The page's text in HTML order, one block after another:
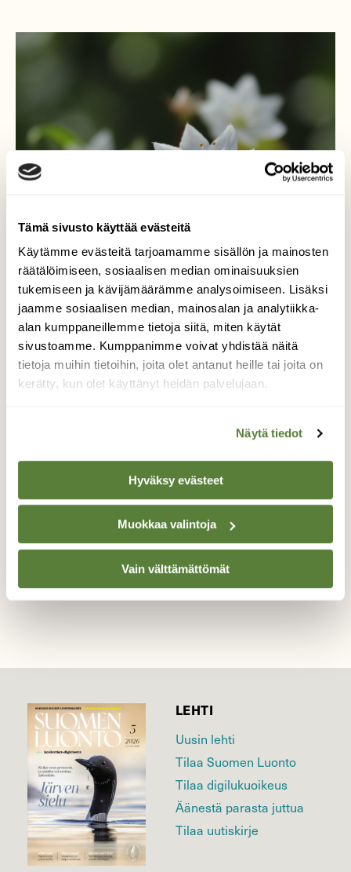
Tämä sivusto käyttää evästeitä
Käytämme evästeitä tarjoamamme sisällön ja mainosten
räätälöimiseen, sosiaalisen median ominaisuuksien
tukemiseen ja kävijämäärämme analysoimiseen. Lisäksi
jaamme sosiaalisen median, mainosalan ja analytiikka-
alan kumppaneillemme tietoja siitä, miten käytät
sivustoamme. Kumppanimme voivat yhdistää näitä
tietoja muihin tietoihin, joita olet antanut heille tai joita on
kerätty, kun olet käyttänyt heidän palvelujaan.
Näytä tiedot
Hyväksy evästeet
Muokkaa valintoja
Vain välttämättömät
Metsätähtien aikaa
Metsätähtiä kuvattu Kittilässä 16.6.2021
Valokuvaaja: Irja Lehtinen, KITTILÄ 16.6.2021
TAKAISIN LISTAAN
LEHTI
Uusin lehti
Tilaa Suomen Luonto
Tilaa digilukuoikeus
Äänestä parasta juttua
Tilaa uutiskirje